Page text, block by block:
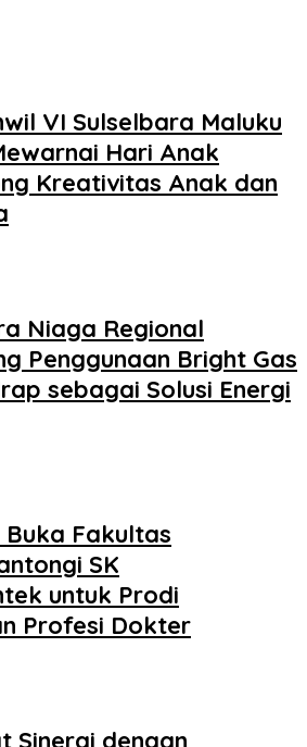
VI Sulselbara Maluku
Hari Anak
Kreativitas Anak dan
Niaga Regional
Penggunaan Bright Gas
sebagai Solusi Energi
Buka Fakultas
SK
untuk Prodi
Profesi Dokter
Sinergi dengan